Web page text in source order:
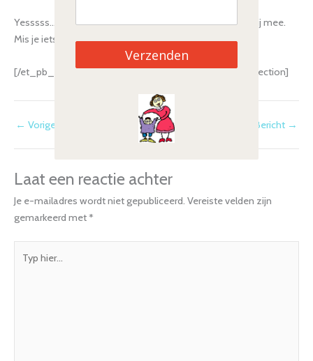
Yesssss…..de website heeft een nieuw fris jasje. Superblij mee.
Mis je iets of heb je tips? Laat het ons weten…….
[/et_pb_text][/et_pb_column][/et_pb_row][/et_pb_section]
← Vorige Bericht Volgende Bericht →
Laat een reactie achter
Je e-mailadres wordt niet gepubliceerd. Vereiste velden zijn
gemarkeerd met*
hier...
Verzenden